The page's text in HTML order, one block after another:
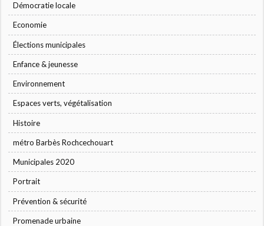
Démocratie locale
Economie
Élections municipales
Enfance & jeunesse
Environnement
Espaces verts, végétalisation
Histoire
métro Barbès Rochcechouart
Municipales 2020
Portrait
Prévention & sécurité
Promenade urbaine